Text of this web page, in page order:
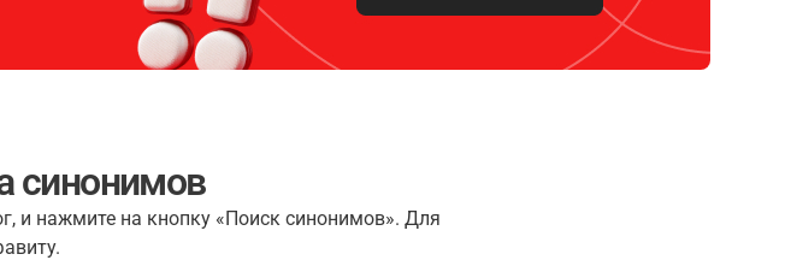
синонимов
и нажмите на кнопку «Поиск синонимов». Для